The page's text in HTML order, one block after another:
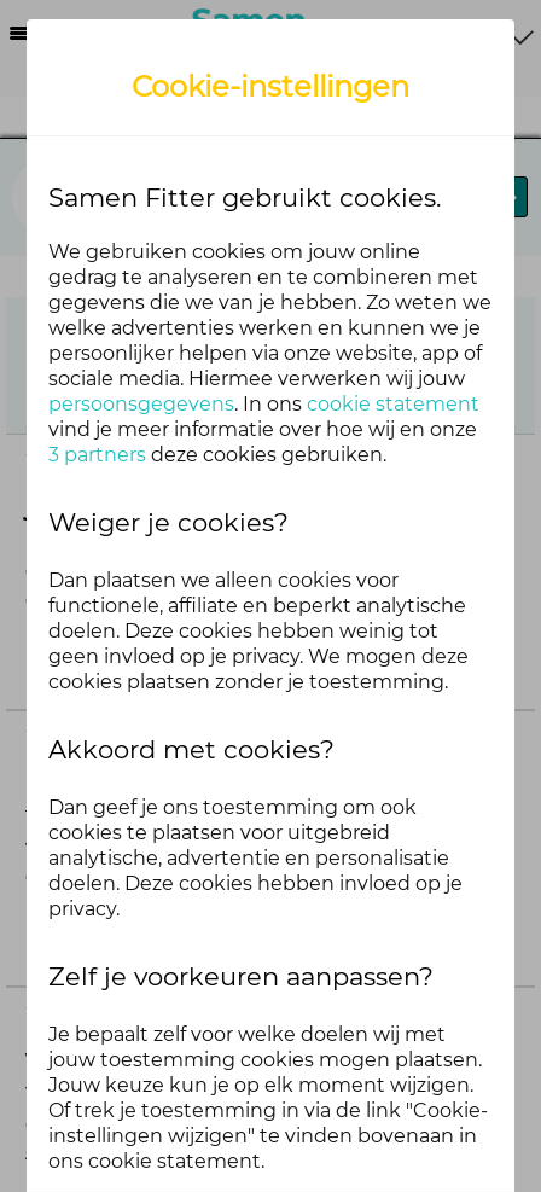
Blij in je brein
Wintertijd of zomertijd wat heeft
jouw voorkeur?
Dit weekend is het weer zover. De klokwijzer mag
een uurtje achtruit uitgezet worden en we mogen
een...
37 reacties 15097 weergaven
5 maanden geleden
Wat is jouw favoriete me-time
Tijd met jezelf doorbrengen heeft heel veel
voordelen. Zo heb je tijd om je gedachten eens op
een rijtje...
10 reacties
Wat is jouw ultieme anti-
vakantiestress-tip?
Yes, de vakantie komt er aan. Een periode van
ontspanning en er even lekker tussenuit zijn.
Alleen voordat...
Cookie-instellingen
Samen Fitter gebruikt cookies.
We gebruiken cookies om jouw online
gedrag te analyseren en te combineren met
gegevens die we van je hebben. Zo weten we
welke advertenties werken en kunnen we je
persoonlijker helpen via onze website, app of
sociale media. Hiermee verwerken wij jouw
persoonsgegevens. In onscookie statement
vind je meer informatie over hoe wij en onze
3 partners deze cookies gebruiken.
Weiger je cookies?
Dan plaatsen we alleen cookies voor
functionele, affiliate en beperkt analytische
doelen. Deze cookies hebben weinig tot
geen invloed op je privacy. We mogen deze
cookies plaatsen zonder je toestemming.
Akkoord met cookies?
Dan geef je ons toestemming om ook
cookies te plaatsen voor uitgebreid
analytische, advertentie en personalisatie
doelen. Deze cookies hebben invloed op je
privacy.
Zelf je voorkeuren aanpassen?
Je bepaalt zelf voor welke doelen wij met
jouw toestemming cookies mogen plaatsen.
Jouw keuze kun je op elk moment wijzigen.
Of trek je toestemming in via de link "Cookie-
instellingen wijzigen" te vinden bovenaan in
ons cookie statement.